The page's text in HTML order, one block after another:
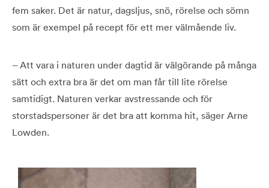
fem saker. Det är natur, dagsljus, snö, rörelse och sömn
som är exempel på recept för ett mer välmående liv.
– Att vara i naturen under dagtid är välgörande på många
sätt och extra bra är det om man får till lite rörelse
samtidigt. Naturen verkar avstressande och för
storstadspersoner är det bra att komma hit, säger Arne
Lowden.